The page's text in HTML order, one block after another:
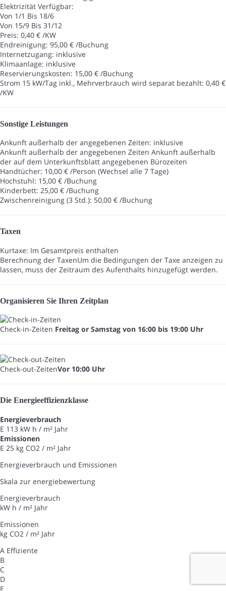
Elektrizität Verfügbar:
Von 1/1 Bis 18/6
Von 15/9 Bis 31/12
Preis: 0,40 € /KW
Endreinigung: 95,00 € /Buchung
Internetzugang: inklusive
Klimaanlage: inklusive
Reservierungskosten: 15,00 € /Buchung
Strom 15 kW/Tag inkl., Mehrverbrauch wird separat bezahlt: 0,40 €
/KW
Sonstige Leistungen
Ankunft außerhalb der angegebenen Zeiten: inklusive
Ankunft außerhalb der angegebenen Zeiten Ankunft außerhalb
der auf dem Unterkunftsblatt angegebenen Bürozeiten
Handtücher: 10,00 € /Person (Wechsel alle 7 Tage)
Hochstuhl: 15,00 € /Buchung
Kinderbett: 25,00 € /Buchung
Zwischenreinigung (3 Std.): 50,00 € /Buchung
Taxen
Kurtaxe: Im Gesamtpreis enthalten
Berechnung der TaxenUm die Bedingungen der Taxe anzeigen zu
lassen, muss der Zeitraum des Aufenthalts hinzugefügt werden.
Organisieren Sie Ihren Zeitplan
Check-in-Zeiten Freitag or Samstag von 16:00 bis 19:00 Uhr
Check-out-ZeitenVor 10:00 Uhr
Die Energieeffizienzklasse
Energieverbrauch
E 113 kW h / m² Jahr
Emissionen
E 25 kg CO2 / m² Jahr
Energieverbrauch und Emissionen
Skala zur energiebewertung
Energieverbrauch
kW h / m² Jahr
Emissionen
kg CO2 / m² Jahr
A Effiziente
B
C
D
E